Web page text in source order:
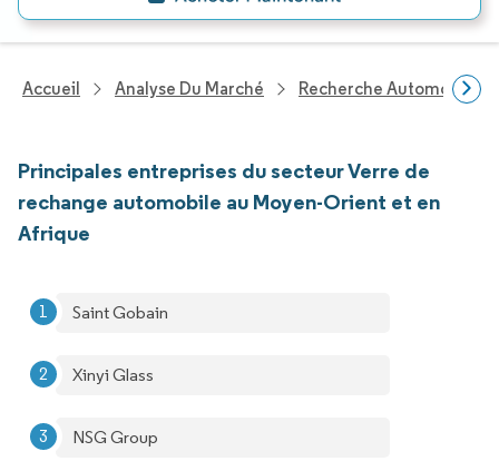
Accueil Analyse Du Marché Recherche Automobile
Principales entreprises du secteur Verre de
rechange automobile au Moyen-Orient et en
Afrique
Saint Gobain
Xinyi Glass
NSG Group